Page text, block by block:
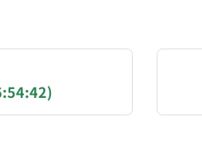
a free, open-access
of a user, please consider